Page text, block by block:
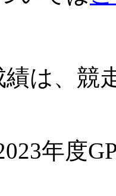
は、競
年度